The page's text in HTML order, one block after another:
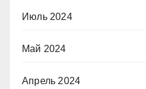
Июль 2024
Май 2024
Апрель 2024